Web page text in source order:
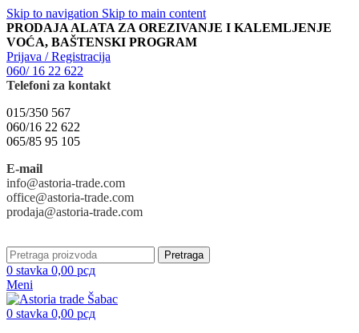
Skip to navigation Skip to main content
PRODAJA ALATA ZA OREZIVANJE I KALEMLJENJE
VOĆA, BAŠTENSKI PROGRAM
Prijava / Registracija
060/ 16 22 622
Telefoni za kontakt
015/350 567
060/16 22 622
065/85 95 105
E-mail
info@astoria-trade.com
office@astoria-trade.com
prodaja@astoria-trade.com
Pretraga
0 stavka 0,00 рсд
Meni
0 stavka 0,00 рсд